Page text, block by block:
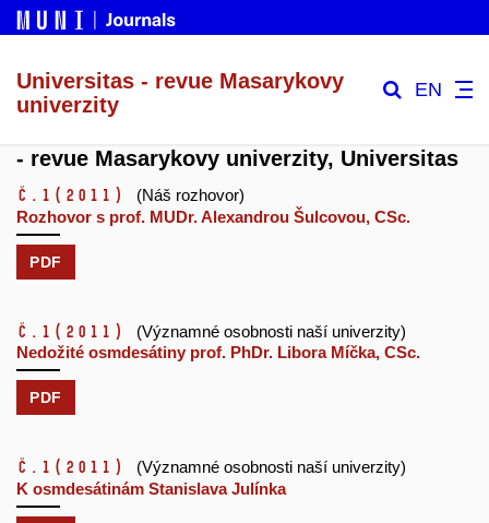
Universitas - revue Masarykovy
univerzity
EN
- revue Masarykovy univerzity, Universitas
č.1 (2011)
(Náš rozhovor)
Rozhovor s prof. MUDr. Alexandrou Šulcovou, CSc.
PDF
č.1 (2011)
(Významné osobnosti naší univerzity)
Nedožité osmdesátiny prof. PhDr. Libora Míčka, CSc.
PDF
č.1 (2011)
(Významné osobnosti naší univerzity)
K osmdesátinám Stanislava Julínka